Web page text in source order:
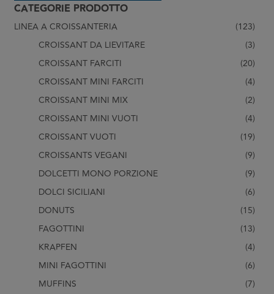
CATEGORIE PRODOTTO
LINEA A CROISSANTERIA
(123)
CROISSANT DA LIEVITARE
(3)
CROISSANT FARCITI
(20)
CROISSANT MINI FARCITI
(4)
CROISSANT MINI MIX
(2)
CROISSANT MINI VUOTI
(4)
CROISSANT VUOTI
(19)
CROISSANTS VEGANI
(9)
DOLCETTI MONO PORZIONE
(9)
DOLCI SICILIANI
(6)
DONUTS
(15)
FAGOTTINI
(13)
KRAPFEN
(4)
MINI FAGOTTINI
(6)
MUFFINS
(7)